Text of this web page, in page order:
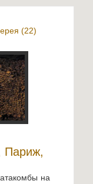
(22)
Париж,
на